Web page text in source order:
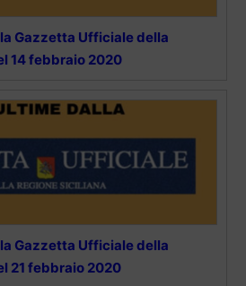
Gazzetta Ufficiale della
14 febbraio 2020
Gazzetta Ufficiale della
21 febbraio 2020